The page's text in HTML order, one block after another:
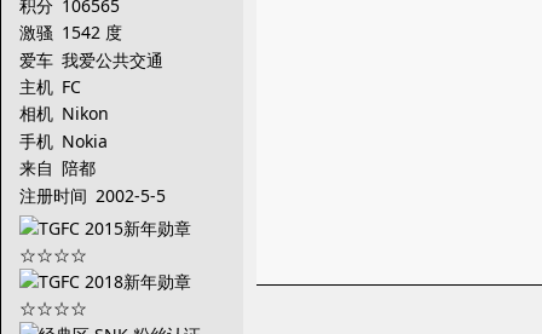
积分 106565
激骚 1542 度
爱车 我爱公共交通
主机 FC
相机 Nikon
手机 Nokia
来自 陪都
注册时间 2002-5-5